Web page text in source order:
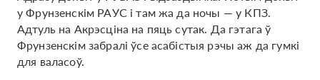
у Фрунзенскім РАУС і там жа да ночы — у КПЗ.
Адтуль на Акрэсціна на пяць сутак. Да гэтага ў
Фрунзенскім забралі ўсе асабістыя рэчы аж да гумкі
для валасоў.